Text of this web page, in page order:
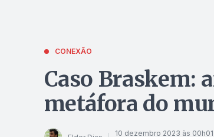
CONEXÃO
Caso Braskem:
metáfora do
10 dezembro 2023 às 00h01